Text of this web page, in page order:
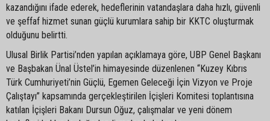
kazandığını ifade ederek, hedeflerinin vatandaşlara daha hızlı, güvenli
ve şeffaf hizmet sunan güçlü kurumlara sahip bir KKTC oluşturmak
olduğunu belirtti.
Ulusal Birlik Partisi’nden yapılan açıklamaya göre, UBP Genel Başkanı
ve Başbakan Ünal Üstel’in himayesinde düzenlenen “Kuzey Kıbrıs
Türk Cumhuriyeti’nin Güçlü, Egemen Geleceği İçin Vizyon ve Proje
Çalıştayı” kapsamında gerçekleştirilen İçişleri Komitesi toplantısına
katılan İçişleri Bakanı Dursun Oğuz, çalışmalar ve yeni dönem